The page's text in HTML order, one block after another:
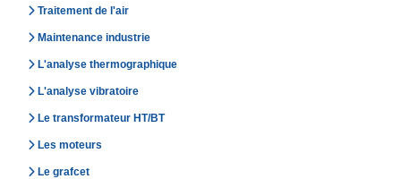
Traitement de l'air
Maintenance industrie
L'analyse thermographique
L'analyse vibratoire
Le transformateur HT/BT
Les moteurs
Le grafcet